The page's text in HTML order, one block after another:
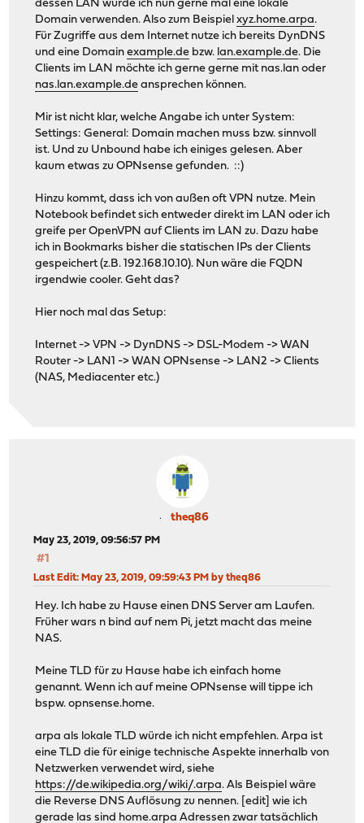
dessen LAN würde ich nun gerne mal eine lokale
Domain verwenden. Also zum Beispielxyz.home.arpa.
Für Zugriffe aus dem Internet nutze ich bereits DynDNS
und eine Domainexample.de bzw. lan.example.de. Die
Clients im LAN möchte ich gerne gerne mit nas.lan oder
nas.lan.example.de ansprechen können.
Mir ist nicht klar, welche Angabe ich unter System:
Settings: General: Domain machen muss bzw. sinnvoll
ist. Und zu Unbound habe ich einiges gelesen. Aber
kaum etwas zu OPNsense gefunden. ::)
Hinzu kommt, dass ich von außen oft VPN nutze. Mein
Notebook befindet sich entweder direkt im LAN oder ich
greife per OpenVPN auf Clients im LAN zu. Dazu habe
ich in Bookmarks bisher die statischen IPs der Clients
gespeichert (z.B. 192.168.10.10). Nun wäre die FQDN
irgendwie cooler. Geht das?
Hier noch mal das Setup:
Internet -> VPN -> DynDNS -> DSL-Modem -> WAN
Router -> LAN1 -> WAN OPNsense -> LAN2 -> Clients
(NAS, Mediacenter etc.)
theq86
May 23, 2019, 09:56:57 PM
#1
Last Edit: May 23, 2019, 09:59:43 PM by theq86
Hey. Ich habe zu Hause einen DNS Server am Laufen.
Früher wars n bind auf nem Pi, jetzt macht das meine
NAS.
Meine TLD für zu Hause habe ich einfach home
genannt. Wenn ich auf meine OPNsense will tippe ich
bspw. opnsense.home.
arpa als lokale TLD würde ich nicht empfehlen. Arpa ist
eine TLD die für einige technische Aspekte innerhalb von
Netzwerken verwendet wird, siehe
https://de.wikipedia.org/wiki/.arpa. Als Beispiel wäre
die Reverse DNS Auflösung zu nennen. [edit] wie ich
gerade las sind home.arpa Adressen zwar tatsächlich